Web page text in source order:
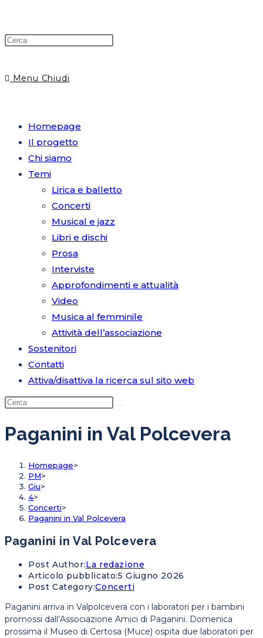
Menu Chiudi
Homepage
Il progetto
Chi siamo
Temi
Lirica e balletto
Concerti
Musical e jazz
Libri e dischi
Prosa
Interviste
Approfondimenti e attualità
Video
Musica al femminile
Attività dell’associazione
Sostenitori
Contatti
Attiva/disattiva la ricerca sul sito web
Paganini in Val Polcevera
Homepage>
PM>
Giu>
4>
Concerti>
Paganini in Val Polcevera
Paganini in Val Polcevera
Post Author:La redazione
Articolo pubblicato:5 Giugno 2026
Post Category:Concerti
Paganini arriva in Valpolcevera con i laboratori per i bambini
promossi dall’Associazione Amici di Paganini. Domenica
prossima il Museo di Certosa (Muce) ospita due laboratori per